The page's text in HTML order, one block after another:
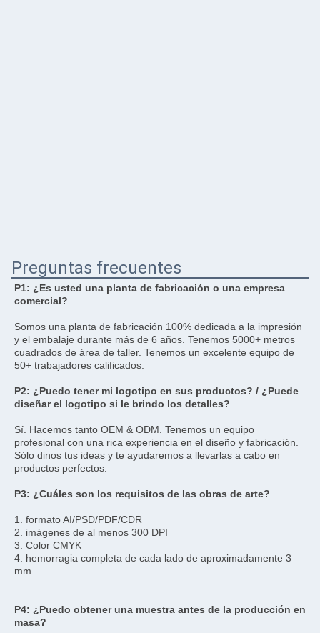
Preguntas frecuentes
P1: ¿Es usted una planta de fabricación o una empresa
comercial?
Somos una planta de fabricación 100% dedicada a la impresión
y el embalaje durante más de 6 años. Tenemos 5000+ metros
cuadrados de área de taller. Tenemos un excelente equipo de
50+ trabajadores calificados.
P2: ¿Puedo tener mi logotipo en sus productos? / ¿Puede
diseñar el logotipo si le brindo los detalles?
Sí. Hacemos tanto OEM & ODM. Tenemos un equipo
profesional con una rica experiencia en el diseño y fabricación.
Sólo dinos tus ideas y te ayudaremos a llevarlas a cabo en
productos perfectos.
P3: ¿Cuáles son los requisitos de las obras de arte?
1. formato AI/PSD/PDF/CDR
2. imágenes de al menos 300 DPI
3. Color CMYK
4. hemorragia completa de cada lado de aproximadamente 3
mm
P4: ¿Puedo obtener una muestra antes de la producción en
masa?